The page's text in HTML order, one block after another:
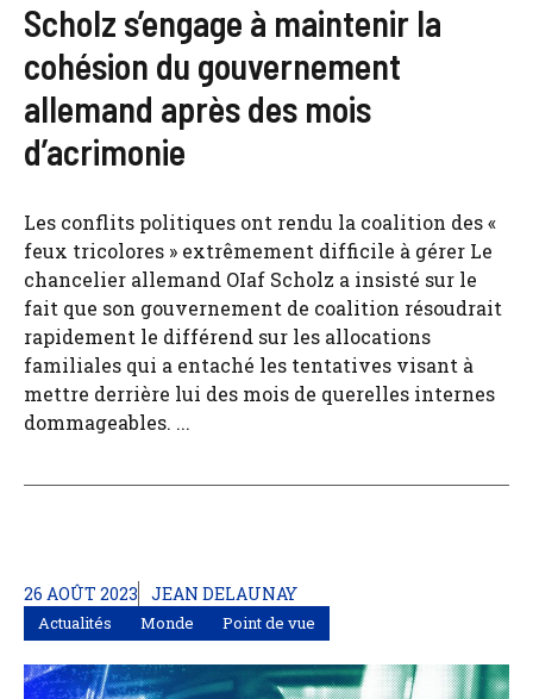
Scholz s’engage à maintenir la
cohésion du gouvernement
allemand après des mois
d’acrimonie
Les conflits politiques ont rendu la coalition des «
feux tricolores » extrêmement difficile à gérer Le
chancelier allemand OIaf Scholz a insisté sur le
fait que son gouvernement de coalition résoudrait
rapidement le différend sur les allocations
familiales qui a entaché les tentatives visant à
mettre derrière lui des mois de querelles internes
dommageables. ...
26 AOÛT 2023 JEAN DELAUNAY
Actualités Monde Point de vue